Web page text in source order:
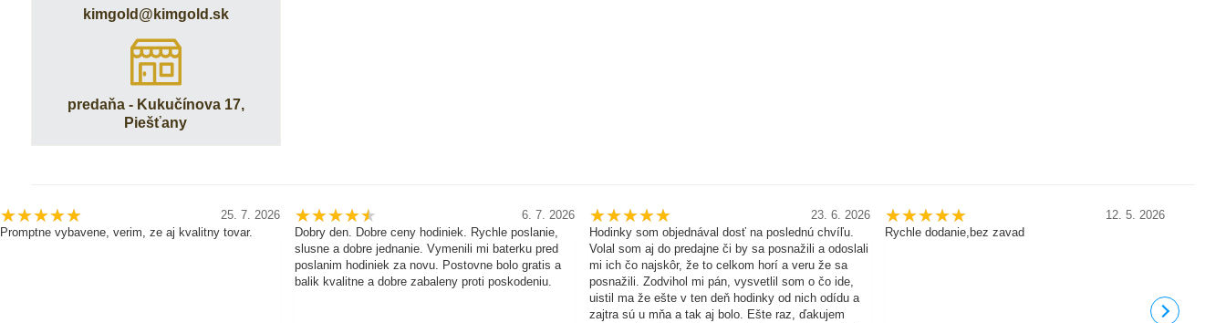
kimgold​@kimgold​.sk
predaňa - Kukučínova 17,
Piešťany
25. 7. 2026
Promptne vybavene, verim, ze aj kvalitny tovar.
6. 7. 2026
Dobry den. Dobre ceny hodiniek. Rychle poslanie,
slusne a dobre jednanie. Vymenili mi baterku pred
poslanim hodiniek za novu. Postovne bolo gratis a
balik kvalitne a dobre zabaleny proti poskodeniu.
23. 6. 2026
Hodinky som objednával dosť na poslednú chvíľu.
Volal som aj do predajne či by sa posnažili a odoslali
mi ich čo najskôr, že to celkom horí a veru že sa
posnažili. Zodvihol mi pán, vysvetlil som o čo ide,
uistil ma že ešte v ten deň hodinky od nich odídu a
zajtra sú u mňa a tak aj bolo. Ešte raz, ďakujem
12. 5. 2026
Rychle dodanie,bez zavad